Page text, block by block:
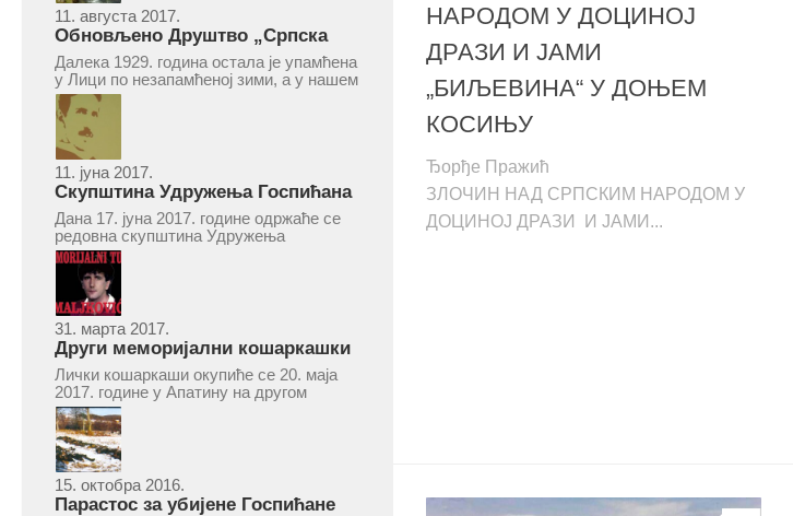
НАРОДОМ У ДОЦИНОЈ
ДРАЗИ И ЈАМИ
„БИЉЕВИНА“ У ДОЊЕМ
КОСИЊУ
Ђорђе Пражић
ЗЛОЧИН НАД СРПСКИМ НАРОДОМ У
ДОЦИНОЈ ДРАЗИ И ЈАМИ...
11. августа 2017.
Обновљено Друштво „Српска
народна читаоница и књижница“
у Врепцу
Далека 1929. година остала је упамћена
у Лици по незапамћеној зими, а у нашем
Врепцу и по оснивању Друштва „Српска
народна читаоница и књижница у
Врепцу“. Потакнути потребом за
културним и духовним уздизањем
група...
11. јуна 2017.
Скупштина Удружења Госпићана
„Никола Тесла“ у суботу 17. јуна
2017.
Дана 17. јуна 2017. године одржаће се
редовна скупштина Удружења
Госпићана „Никола Тесла“ Београд.
Скупштина ће се одржати у простору
ресторана „Тесла“, Савски трг бр. 9
Београд, у 11 часова. За Скупштину је
предложен...
31. марта 2017.
Други меморијални кошаркашки
турнир „Милан Маљковић
Маљак“ у Апатину 20. маја 2017.
Лички кошаркаши окупиће се 20. маја
2017. године у Апатину на другом
меморијалном кошаркашком турниру
„Милан Маљковић Маљак“. Као и
прошле године, учествоваће екипе
Госпића, Личког Осика, Плашког, као и
комбинована екипа кошаркаша из...
15. октобра 2016.
Парастос за убијене Госпићане